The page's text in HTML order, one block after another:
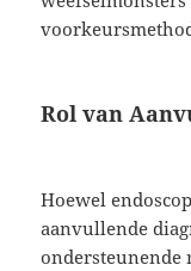
Rol van
Hoewel
aanvullende
ondersteunende